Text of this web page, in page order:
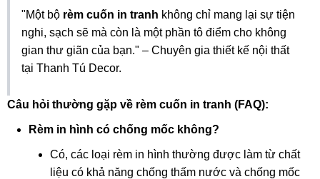
"Một bộ rèm cuốn in tranh không chỉ mang lại sự tiện
nghi, sạch sẽ mà còn là một phần tô điểm cho không
gian thư giãn của bạn." – Chuyên gia thiết kế nội thất
tại Thanh Tú Decor.
Câu hỏi thường gặp về rèm cuốn in tranh (FAQ):
Rèm in hình có chống mốc không?
Có, các loại rèm in hình thường được làm từ chất
liệu có khả năng chống thấm nước và chống mốc